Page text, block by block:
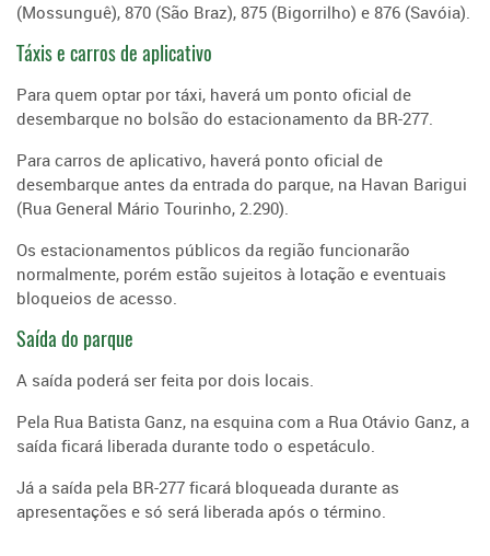
(Mossunguê), 870 (São Braz), 875 (Bigorrilho) e 876 (Savóia).
Táxis e carros de aplicativo
Para quem optar por táxi, haverá um ponto oficial de
desembarque no bolsão do estacionamento da BR-277.
Para carros de aplicativo, haverá ponto oficial de
desembarque antes da entrada do parque, na Havan Barigui
(Rua General Mário Tourinho, 2.290).
Os estacionamentos públicos da região funcionarão
normalmente, porém estão sujeitos à lotação e eventuais
bloqueios de acesso.
Saída do parque
A saída poderá ser feita por dois locais.
Pela Rua Batista Ganz, na esquina com a Rua Otávio Ganz, a
saída ficará liberada durante todo o espetáculo.
Já a saída pela BR-277 ficará bloqueada durante as
apresentações e só será liberada após o término.